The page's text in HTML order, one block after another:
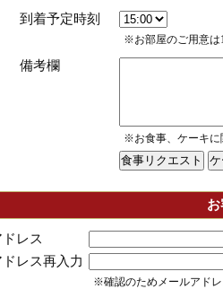
到着予定時刻
※お部屋のご用意は
備考欄
※お食事、ケーキに
ドレス
ドレス再入力
※確認のためメールアド